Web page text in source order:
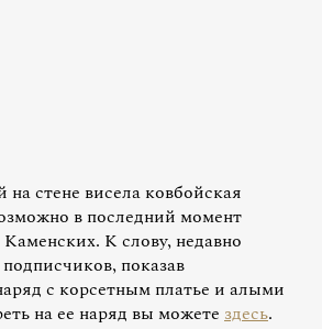
на стене висела ковбойская
в последний момент
Каменских. К слову, недавно
показав
с корсетным платье и алыми
на ее наряд вы можете здесь.